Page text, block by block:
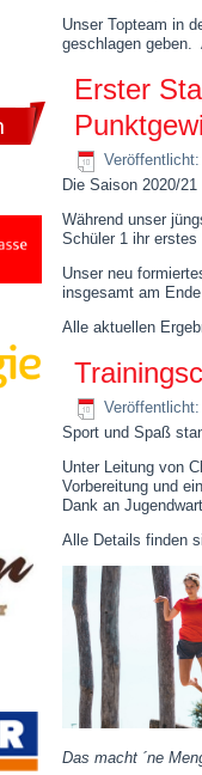
Unser Topteam in
geschlagen geben.
Erster
Die Saison 2020/
Während unser
Schüler 1 ihr
Unser neu
insgesamt am
Alle aktuellen
Sport und Spaß
Unter Leitung von
Vorbereitung und
Dank an
Alle Details finden
Das macht ´ne